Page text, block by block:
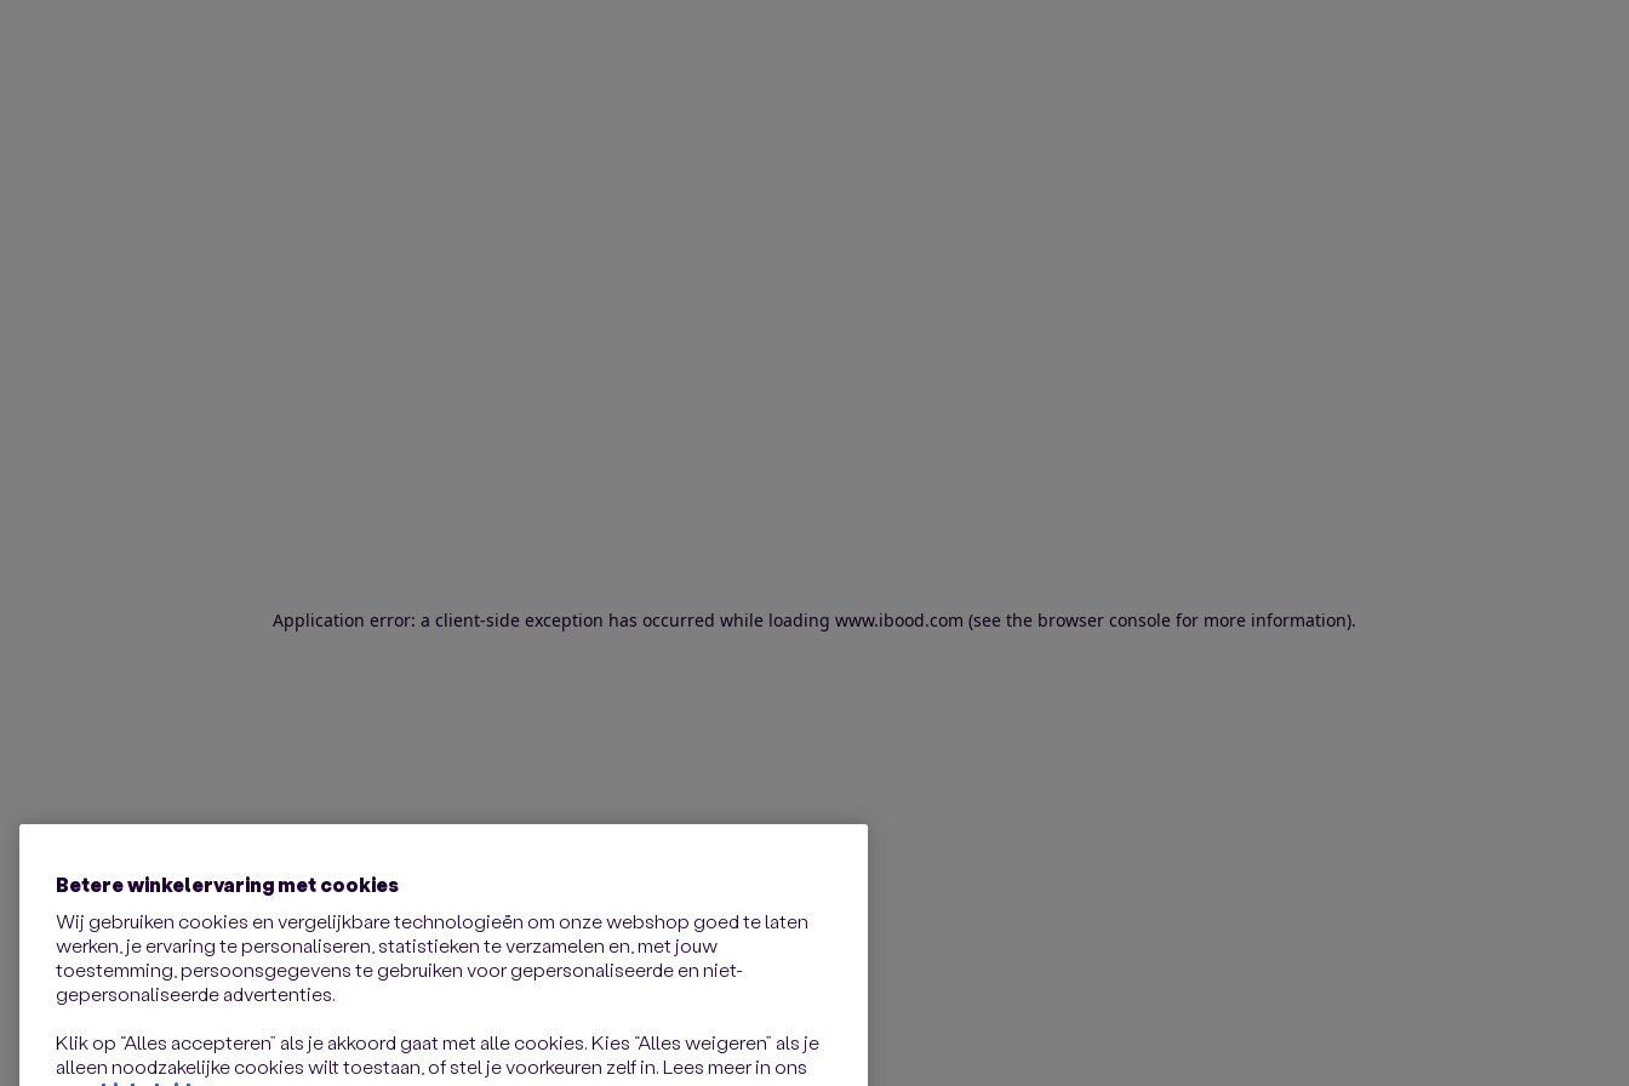
Application error: a client-side exception has occurred while loading www.ibood.com (see the browser console for more information).
Betere winkelervaring met cookies
Wij gebruiken cookies en vergelijkbare technologieën om onze webshop goed te laten
werken, je ervaring te personaliseren, statistieken te verzamelen en, met jouw
toestemming, persoonsgegevens te gebruiken voor gepersonaliseerde en niet-
gepersonaliseerde advertenties.
Klik op “Alles accepteren” als je akkoord gaat met alle cookies. Kies “Alles weigeren” als je
alleen noodzakelijke cookies wilt toestaan, of stel je voorkeuren zelf in. Lees meer in ons